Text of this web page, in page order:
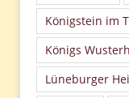
Königstein im
Königs
Lüneburger